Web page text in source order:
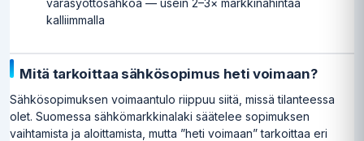
kalliimmalla
Mitä tarkoittaa sähkösopimus heti voimaan?
Sähkösopimuksen voimaantulo riippuu siitä, missä tilanteessa
olet. Suomessa sähkömarkkinalaki säätelee sopimuksen
vaihtamista ja aloittamista, mutta ”heti voimaan” tarkoittaa eri